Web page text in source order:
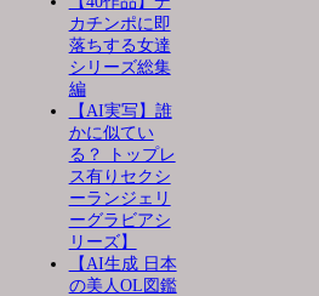
カチンポに即
落ちする女達
シリーズ総集
編
【AI実写】誰
かに似てい
る？ トップレ
ス有りセクシ
ーランジェリ
ーグラビアシ
リーズ】
【AI生成 日本
の美人OL図鑑